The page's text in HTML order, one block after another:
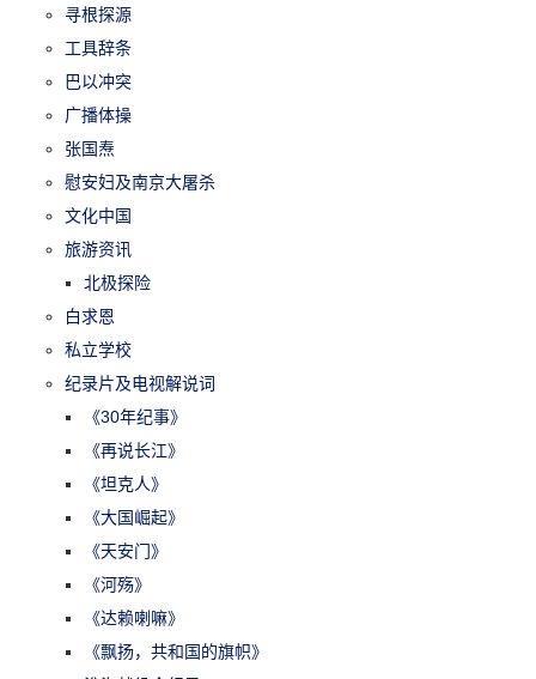
寻根探源
工具辞条
巴以冲突
广播体操
张国焘
慰安妇及南京大屠杀
文化中国
旅游资讯
北极探险
白求恩
私立学校
纪录片及电视解说词
《30年纪事》
《再说长江》
《坦克人》
《大国崛起》
《天安门》
《河殇》
《达赖喇嘛》
《飘扬，共和国的旗帜》